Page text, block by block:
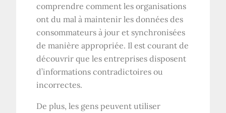
comprendre comment les organisations
ont du mal à maintenir les données des
consommateurs à jour et synchronisées
de manière appropriée. Il est courant de
découvrir que les entreprises disposent
d’informations contradictoires ou
incorrectes.
De plus, les gens peuvent utiliser